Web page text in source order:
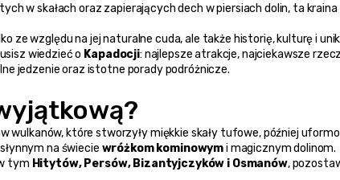
w skałach oraz zapierających dech w piersiach dolin, ta kraina
ze względu na jej naturalne cuda, ale także historię, kulturę i
wiedzieć o Kapadocji: najlepsze atrakcje, najciekawsze
jedzenie oraz istotne porady podróżnicze.
wulkanów, które stworzyły miękkie skały tufowe, później
na świecie wróżkom kominowym i magicznym dolinom.
tym Hitytów, Persów, Bizantyjczyków i Osmanów,